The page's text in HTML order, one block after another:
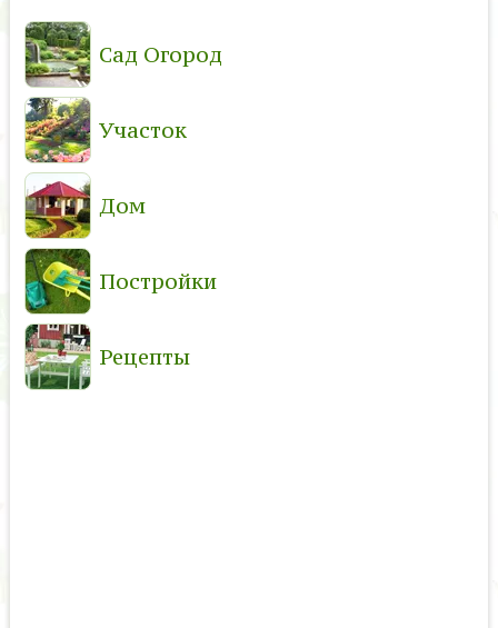
Сад Огород
Участок
Дом
Постройки
Рецепты